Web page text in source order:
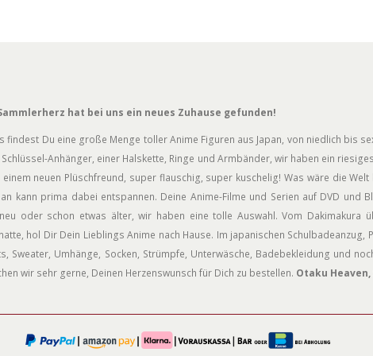
hat bei uns ein neues Zuhause gefunden!
findest Du eine große Menge toller Anime Figuren aus Japan, von niedlich bis
Anhänger, einer Halskette, Ringe und Armbänder, wir haben ein
neuen Plüschfreund, super flauschig, super kuschelig! Was wäre die
kann prima dabei entspannen. Deine Anime-Filme und Serien auf DVD und
oder schon etwas älter, wir haben eine tolle Auswahl. Vom Dakimakura
hol Dir Dein Lieblings Anime nach Hause. Im japanischen
Sweater, Umhänge, Socken, Strümpfe, Unterwäsche, Badebekleidung und
wir sehr gerne, Deinen Herzenswunsch für Dich zu bestellen. Otaku